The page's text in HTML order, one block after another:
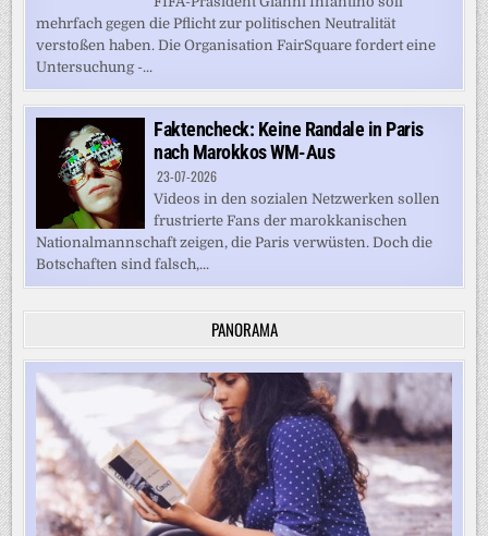
mehrfach gegen die Pflicht zur politischen Neutralität
verstoßen haben. Die Organisation FairSquare fordert eine
Untersuchung -...
Faktencheck: Keine Randale in Paris
nach Marokkos WM-Aus
23-07-2026
Videos in den sozialen Netzwerken sollen
frustrierte Fans der marokkanischen
Nationalmannschaft zeigen, die Paris verwüsten. Doch die
Botschaften sind falsch,...
PANORAMA